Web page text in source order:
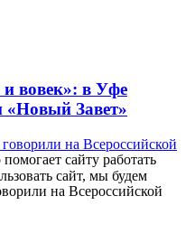
и вовек»: в Уфе
«Новый Завет»
на Всероссийской
сайту работать
сайт, мы будем